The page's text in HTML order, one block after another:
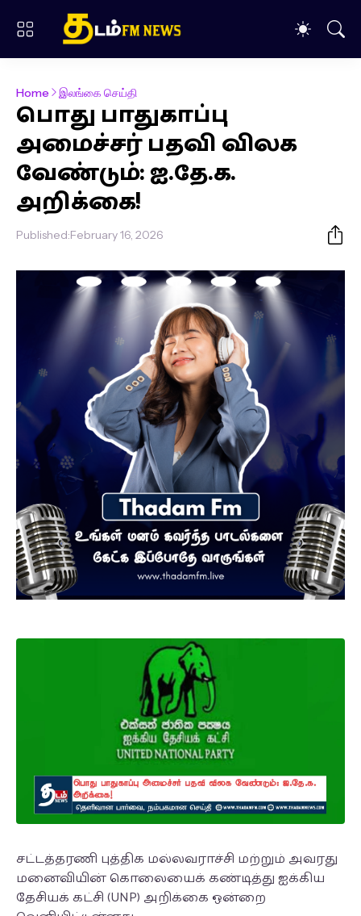
Home இலங்கை செய்தி
பொது பாதுகாப்பு
அமைச்சர் பதவி விலக
வேண்டும்: ஐ.தே.க.
அறிக்கை!
Published:February 16, 2026
சட்டத்தரணி புத்திக மல்லவராச்சி மற்றும் அவரது
மனைவியின் கொலையைக் கண்டித்து ஐக்கிய
தேசியக் கட்சி (UNP) அறிக்கை ஒன்றை